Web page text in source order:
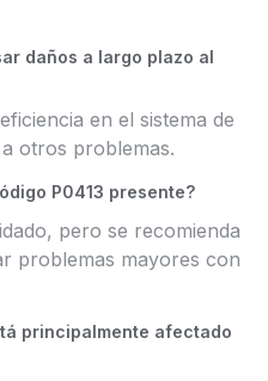
daños a largo plazo al
en el sistema de
otros problemas.
P0413 presente?
pero se recomienda
problemas mayores con
principalmente afectado